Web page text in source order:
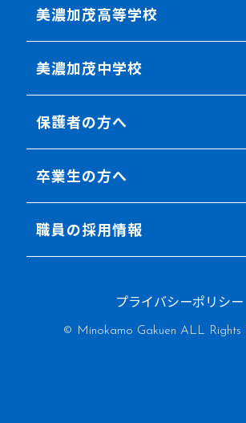
美濃加茂高等学校
美濃加茂中学校
保護者の方へ
卒業生の方へ
職員の採用情報
プライバシーポリシー
© Minokamo Gakuen ALL Rights